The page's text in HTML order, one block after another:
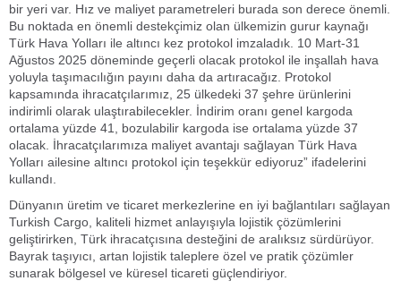
bir yeri var. Hız ve maliyet parametreleri burada son derece önemli.
Bu noktada en önemli destekçimiz olan ülkemizin gurur kaynağı
Türk Hava Yolları ile altıncı kez protokol imzaladık. 10 Mart-31
Ağustos 2025 döneminde geçerli olacak protokol ile inşallah hava
yoluyla taşımacılığın payını daha da artıracağız. Protokol
kapsamında ihracatçılarımız, 25 ülkedeki 37 şehre ürünlerini
indirimli olarak ulaştırabilecekler. İndirim oranı genel kargoda
ortalama yüzde 41, bozulabilir kargoda ise ortalama yüzde 37
olacak. İhracatçılarımıza maliyet avantajı sağlayan Türk Hava
Yolları ailesine altıncı protokol için teşekkür ediyoruz” ifadelerini
kullandı.
Dünyanın üretim ve ticaret merkezlerine en iyi bağlantıları sağlayan
Turkish Cargo, kaliteli hizmet anlayışıyla lojistik çözümlerini
geliştirirken, Türk ihracatçısına desteğini de aralıksız sürdürüyor.
Bayrak taşıyıcı, artan lojistik taleplere özel ve pratik çözümler
sunarak bölgesel ve küresel ticareti güçlendiriyor.